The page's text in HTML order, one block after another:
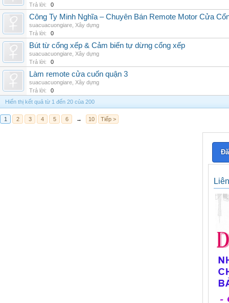
Trả lời:
0
Công Ty Minh Nghĩa – Chuyên Bán Remote Motor Cửa
suacuacuongiare Xây dựng
Trả lời:
0
Bút từ cổng xếp & Cảm biến tự dừng cổng xếp
suacuacuongiare Xây dựng
Trả lời:
0
Làm remote cửa cuốn quận 3
suacuacuongiare Xây dựng
Trả lời:
0
Hiển thị kết quả từ 1 đến 20 của 200
1 2 3 4 5 6 → 10 Tiếp >